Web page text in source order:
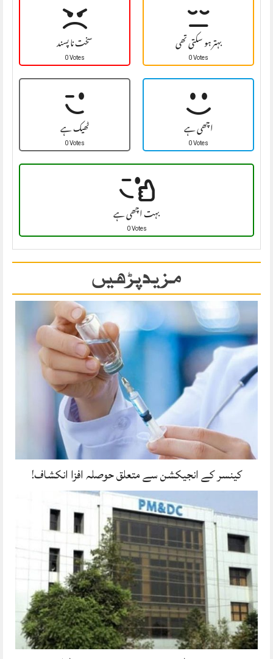
سخت نا پسند
0 Votes بہتر ہو سکتی تھی
0 Votes
ٹھیک ہے
0 Votes اچھی ہے
0 Votes
بہت اچھی ہے
0 Votes
مزید پڑھیں
کینسر کے انجیکشن سے متعلق حوصلہ افزا انکشاف!